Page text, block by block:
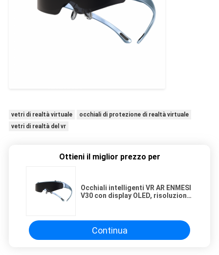
vetri di realtà virtuale
occhiali di protezione di realtà virtuale
vetri di realtà del vr
Ottieni il miglior prezzo per
Occhiali intelligenti VR AR ENMESI
V30 con display OLED, risoluzione
Continua